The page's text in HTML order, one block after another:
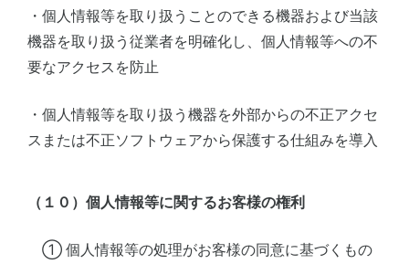
・個人情報等を取り扱うことのできる機器および当該
機器を取り扱う従業者を明確化し、個人情報等への不
要なアクセスを防止
・個人情報等を取り扱う機器を外部からの不正アクセ
スまたは不正ソフトウェアから保護する仕組みを導入
（１０）個人情報等に関するお客様の権利
① 個人情報等の処理がお客様の同意に基づくもの